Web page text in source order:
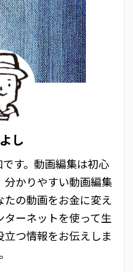
し
す。動画編集は初心
かりやすい動画編集
の動画をお金に変え
ーネットを使って生
つ情報をお伝えしま